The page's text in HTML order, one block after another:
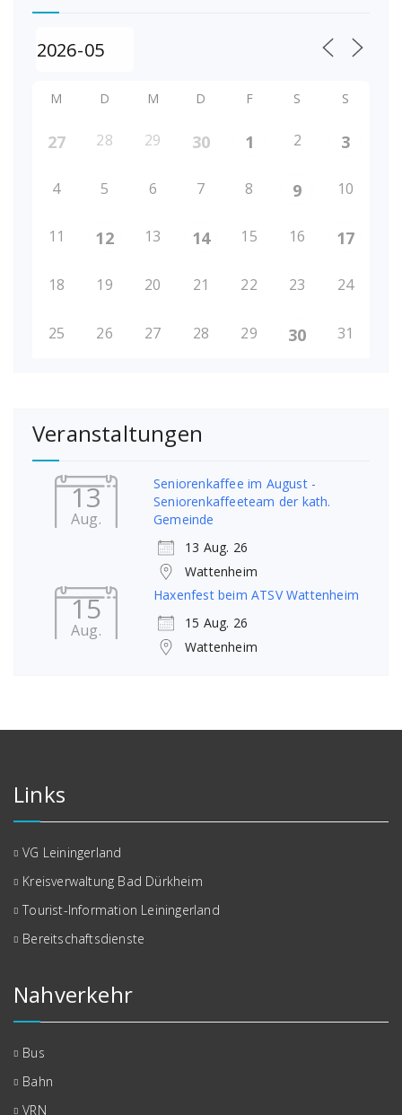
M D M D F S S
27 28 29 30 1 2 3
4 5 6 7 8 9 10
11 12 13 14 15 16 17
18 19 20 21 22 23 24
25 26 27 28 29 30 31
Veranstaltungen
13
Aug.
Seniorenkaffee im August -
Seniorenkaffeeteam der kath.
Gemeinde
13 Aug. 26
Wattenheim
15
Aug.
Haxenfest beim ATSV Wattenheim
15 Aug. 26
Wattenheim
Links
VG Leiningerland
Kreisverwaltung Bad Dürkheim
Tourist-Information Leiningerland
Bereitschaftsdienste
Nahverkehr
Bus
Bahn
VRN